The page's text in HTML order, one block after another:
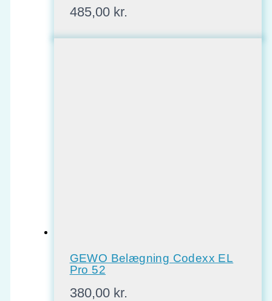
485,00 kr.
GEWO Belægning Codexx EL
Pro 52
380,00 kr.